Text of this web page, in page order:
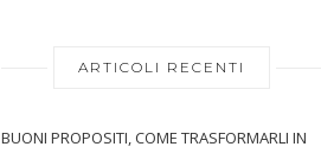
ARTICOLI RECENTI
BUONI PROPOSITI, COME TRASFORMARLI IN